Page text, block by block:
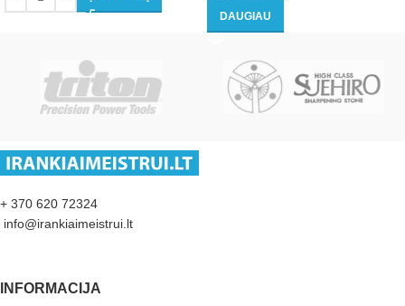
DAUGIAU
+ 370 620 72324
info@irankiaimeistrui.lt
INFORMACIJA